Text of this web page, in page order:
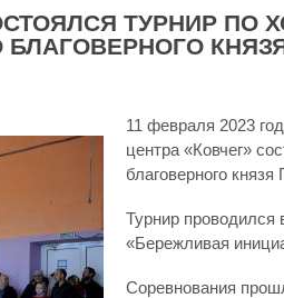
ТУРНИР
БЛАГОВЕРНОГО
11 февраля 2023
центра «Ковчег»
благоверного
Турнир проводился
«Бережливая
Соревнования